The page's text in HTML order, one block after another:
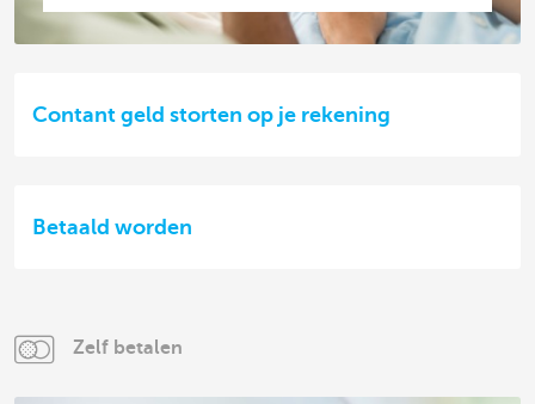
Contant geld storten op je rekening
Betaald worden
Zelf betalen